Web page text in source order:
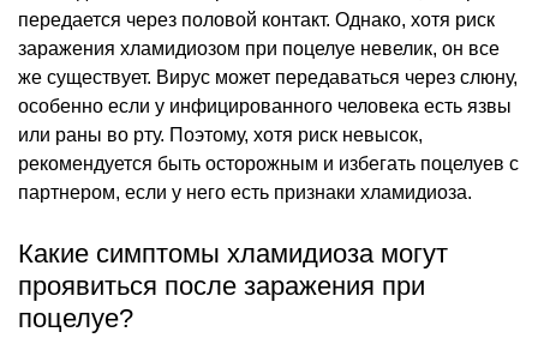
передается через половой контакт. Однако, хотя риск
заражения хламидиозом при поцелуе невелик, он все
же существует. Вирус может передаваться через слюну,
особенно если у инфицированного человека есть язвы
или раны во рту. Поэтому, хотя риск невысок,
рекомендуется быть осторожным и избегать поцелуев с
партнером, если у него есть признаки хламидиоза.
Какие симптомы хламидиоза могут
проявиться после заражения при
поцелуе?